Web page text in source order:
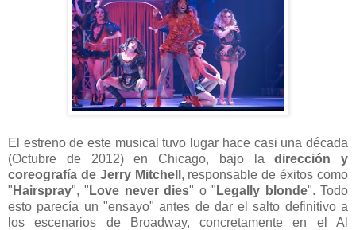
El estreno de este musical tuvo lugar hace casi una década
(Octubre de 2012) en Chicago, bajo ladirección y
coreografía de Jerry Mitchell , responsable de éxitos como
" Hairspray", " Love never dies" o " Legally blonde". Todo
esto parecía un "ensayo" antes de dar el salto definitivo a
los escenarios de Broadway, concretamente en el Al